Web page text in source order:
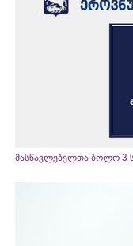
მასწავლებელთა ბოლო 3